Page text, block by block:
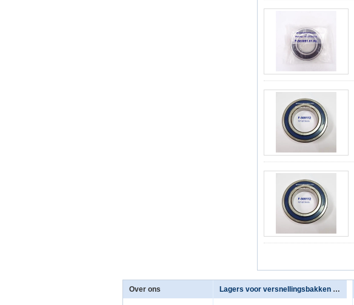
Over ons Lagers voor versnellingsbakken voor auto's